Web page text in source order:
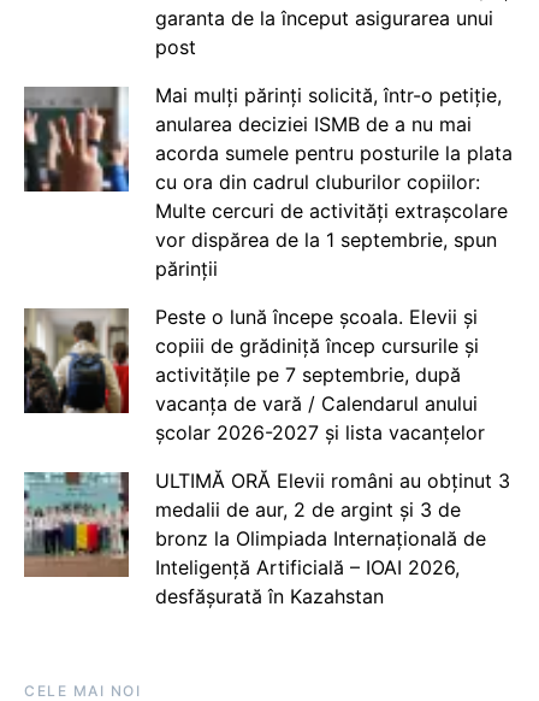
garanta de la început asigurarea unui
post
Mai mulți părinți solicită, într-o petiție,
anularea deciziei ISMB de a nu mai
acorda sumele pentru posturile la plata
cu ora din cadrul cluburilor copiilor:
Multe cercuri de activități extrașcolare
vor dispărea de la 1 septembrie, spun
părinții
Peste o lună începe școala. Elevii și
copiii de grădiniță încep cursurile și
activitățile pe 7 septembrie, după
vacanța de vară / Calendarul anului
școlar 2026-2027 și lista vacanțelor
ULTIMĂ ORĂ Elevii români au obținut 3
medalii de aur, 2 de argint și 3 de
bronz la Olimpiada Internațională de
Inteligență Artificială – IOAI 2026,
desfășurată în Kazahstan
CELE MAI NOI